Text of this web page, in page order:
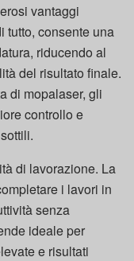
vantaggi
tutto, consente una
riducendo al
del risultato finale.
di mopalaser, gli
controllo e
di lavorazione. La
i lavori in
senza
ideale per
e risultati